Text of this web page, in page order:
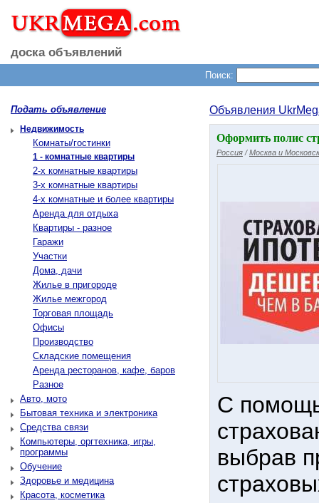
доска объявлений
Поиск:
Подать объявление
Недвижимость
Комнаты/гостинки
1 - комнатные квартиры
2-х комнатные квартиры
3-х комнатные квартиры
4-х комнатные и более квартиры
Аренда для отдыха
Квартиры - разное
Гаражи
Участки
Дома, дачи
Жилье в пригороде
Жилье межгород
Торговая площадь
Офисы
Производство
Складские помещения
Аренда ресторанов, кафе, баров
Разное
Авто, мото
Бытовая техника и электроника
Средства связи
Компьютеры, оргтехника, игры,
программы
Обучение
Здоровье и медицина
Красота, косметика
Объявления
Оформить полис
Россия /Москва и
С
выбрав